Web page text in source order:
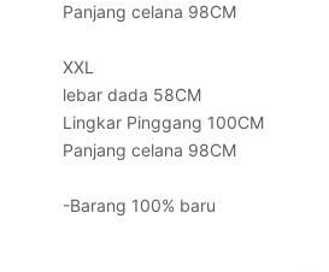
Panjang celana 98CM
XXL
lebar dada 58CM
Lingkar Pinggang 100CM
Panjang celana 98CM
-Barang 100% baru